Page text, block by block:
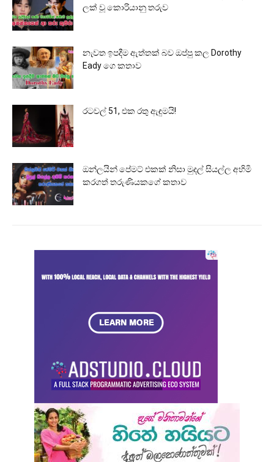
ලක් වූ කොරියානු තරුව
නැවත ඉපදීම ඇත්තක් බව ඔප්පු කල Dorothy
Eady ගෙ කතාව
රටවල් 51, එක රතු ඇඳුමයි!
ඔන්ලයින් පේමට් එකක් නිසා මුදල් සියල්ල අහිමි
කරගත් තරුණියකගේ කතාව